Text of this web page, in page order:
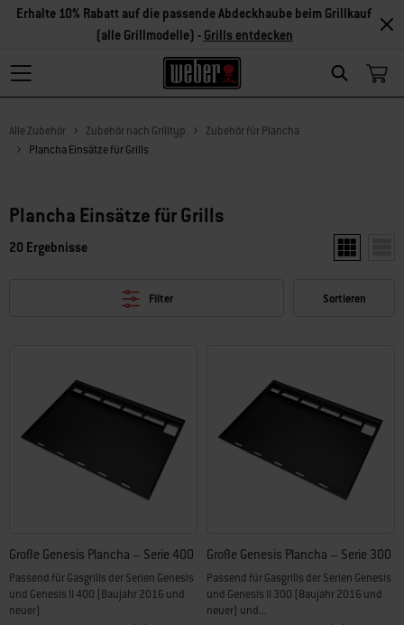
Search
Erhalte 10% Rabatt auf die passende Abdeckhaube beim Grillkauf
(alle Grillmodelle) - Grills entdecken
Alle Zubehör Zubehör nach Grilltyp
Zubehör für Plancha
Plancha Einsätze für Grills
Plancha Einsätze für Grills
20 Ergebnisse Zwei
Filter Sortieren
Große Genesis Plancha – Serie 400
Passend für Gasgrills der Serien Genesis
und Genesis II 400 (Baujahr 2016 und
neuer)
Große Genesis Plancha – Serie 300
Passend für Gasgrills der Serien Genesis
und Genesis II 300 (Baujahr 2016 und
neuer) und...